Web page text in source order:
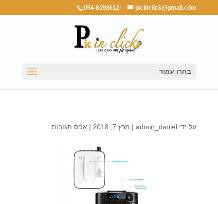
054-8198612 picinclick@gmail.com
בחרו עמוד
על ידי admin_daniel
| מרץ 7, 2018 | אפס תגובות